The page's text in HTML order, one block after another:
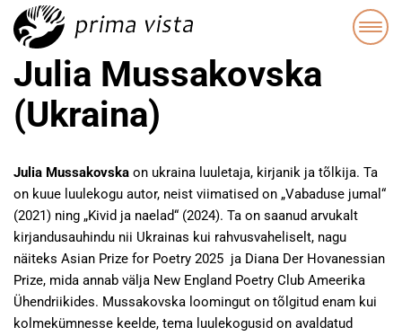
Julia Mussakovska
(Ukraina)
Julia Mussakovska on ukraina luuletaja, kirjanik ja tõlkija. Ta
on kuue luulekogu autor, neist viimatised on „Vabaduse jumal“
(2021) ning „Kivid ja naelad“ (2024). Ta on saanud arvukalt
kirjandusauhindu nii Ukrainas kui rahvusvaheliselt, nagu
näiteks Asian Prize for Poetry 2025 ja Diana Der Hovanessian
Prize, mida annab välja New England Poetry Club Ameerika
Ühendriikides. Mussakovska loomingut on tõlgitud enam kui
kolmekümnesse keelde, tema luulekogusid on avaldatud